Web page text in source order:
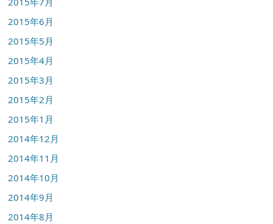
2015年6月
2015年5月
2015年4月
2015年3月
2015年2月
2015年1月
2014年12月
2014年11月
2014年10月
2014年9月
2014年8月